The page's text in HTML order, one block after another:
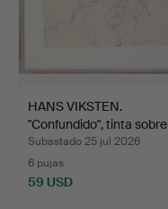
HANS VIKSTEN.
"Confundido", tinta sobre
pa…
Subastado 25 jul 2026
6 pujas
59 USD